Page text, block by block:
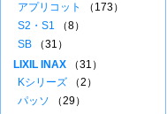
アプリコット
（173）
S2・S1 （8）
SB （31）
LIXIL INAX （31）
Kシリーズ （2）
パッソ （29）